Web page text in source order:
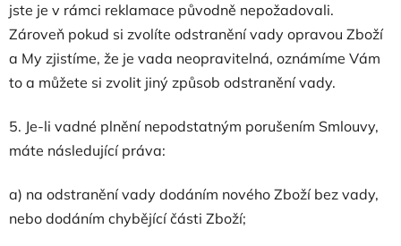
jste je v rámci reklamace původně nepožadovali.
Zároveň pokud si zvolíte odstranění vady opravou Zboží
a My zjistíme, že je vada neopravitelná, oznámíme Vám
to a můžete si zvolit jiný způsob odstranění vady.
5. Je-li vadné plnění nepodstatným porušením Smlouvy,
máte následující práva:
a) na odstranění vady dodáním nového Zboží bez vady,
nebo dodáním chybějící části Zboží;